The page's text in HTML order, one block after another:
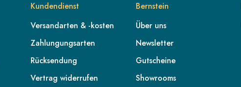
Bernstein
Über uns
Newsletter
Gutscheine
Showrooms
Kundendienst
Versandarten & -kosten
Zahlungungsarten
Rücksendung
Vertrag widerrufen